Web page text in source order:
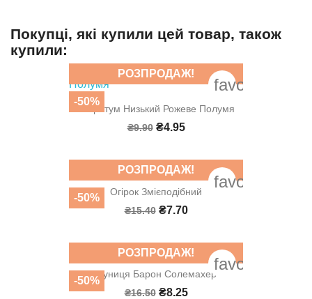
Покупці, які купили цей товар, також
купили:
Агератум Низький Рожеве Полумя
₴9.90 ₴4.95
РОЗПРОДАЖ!
-50%
Огірок Змієподібний
₴15.40 ₴7.70
РОЗПРОДАЖ!
-50%
Суниця Барон Солемахер
₴16.50 ₴8.25
РОЗПРОДАЖ!
-50%